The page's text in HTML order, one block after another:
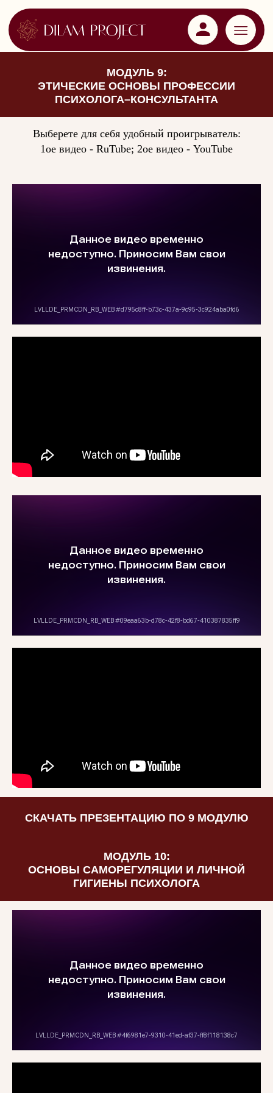
МОДУЛЬ 9:
ЭТИЧЕСКИЕ ОСНОВЫ ПРОФЕССИИ
ПСИХОЛОГА–КОНСУЛЬТАНТА
Выберете для себя удобный проигрыватель:
1ое видео - RuTube; 2ое видео - YouTube
СКАЧАТЬ ПРЕЗЕНТАЦИЮ ПО 9 МОДУЛЮ
МОДУЛЬ 10:
ОСНОВЫ САМОРЕГУЛЯЦИИ И ЛИЧНОЙ
ГИГИЕНЫ ПСИХОЛОГА